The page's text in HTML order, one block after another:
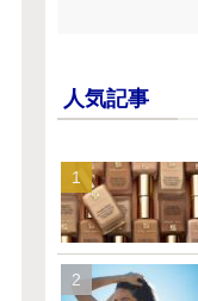
人気記事